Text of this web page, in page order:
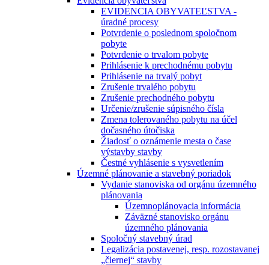
EVIDENCIA OBYVATEĽSTVA -
úradné procesy
Potvrdenie o poslednom spoločnom
pobyte
Potvrdenie o trvalom pobyte
Prihlásenie k prechodnému pobytu
Prihlásenie na trvalý pobyt
Zrušenie trvalého pobytu
Zrušenie prechodného pobytu
Určenie/zrušenie súpisného čísla
Zmena tolerovaného pobytu na účel
dočasného útočiska
Žiadosť o oznámenie mesta o čase
výstavby stavby
Čestné vyhlásenie s vysvetlením
Územné plánovanie a stavebný poriadok
Vydanie stanoviska od orgánu územného
plánovania
Územnoplánovacia informácia
Záväzné stanovisko orgánu
územného plánovania
Spoločný stavebný úrad
Legalizácia postavenej, resp. rozostavanej
„čiernej“ stavby